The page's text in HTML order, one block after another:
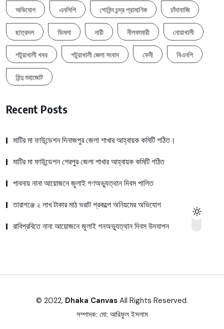
অভিযোগ এনসিপি গোবিন্দ চন্দ্র প্রামাণিক চাঁদাবাজি
ছাত্রদল ডিমলা নারী নীলফামারী নোয়াখালী
পটুয়াখালী খবর পটুয়াখালী জেলা সংবাদ ফেনী বিএনপি
হিন্দু মহাজোট
Recent Posts
মাটির মা ফাউন্ডেশন দিনাজপুর জেলা শাখার আহ্বায়ক কমিটি গঠিত।
মাটির মা ফাউন্ডেশন শেরপুর জেলা শাখার আহ্বায়ক কমিটি গঠিত
পাবনায় নানা আয়োজনে জুলাই গণঅভ্যুত্থান দিবস পালিত
তারাগঞ্জে ২ লাখ টাকার মাঠ ভরাট প্রকল্পে অনিয়মের অভিযোগ
রাবিপ্রবিতে নানা আয়োজনে জুলাই গনঅভ্যুত্থান দিবস উদযাপন
© 2022, Dhaka Canvas All Rights Reserved.
সম্পাদক: মো: আরিফুল ইসলাম